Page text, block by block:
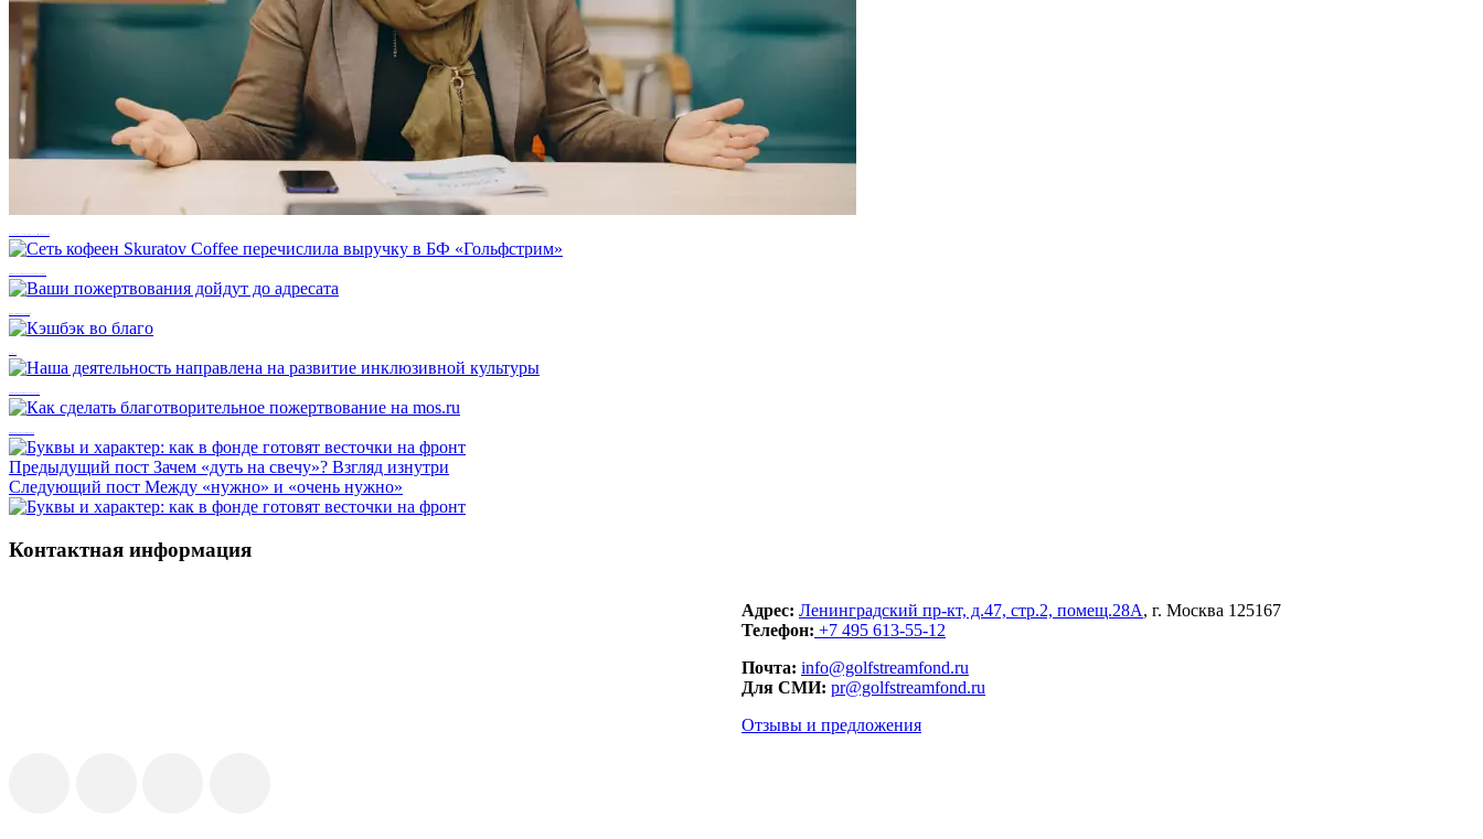
Предыдущий пост Зачем «дуть на свечу»? Взгляд изнутри
Следующий пост Между «нужно» и «очень нужно»
Контактная информация
Адрес: Ленинградский пр-кт, д.47, стр.2, помещ.28А, г. Москва 125167
Телефон: +7 495 613-55-12
Почта: info@golfstreamfond.ru
Для СМИ: pr@golfstreamfond.ru
Отзывы и предложения